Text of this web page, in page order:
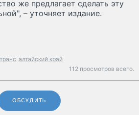
же предлагает сделать эту
– уточняет издание.
алтайский край
112 просмотров всего.
ОБСУДИТЬ